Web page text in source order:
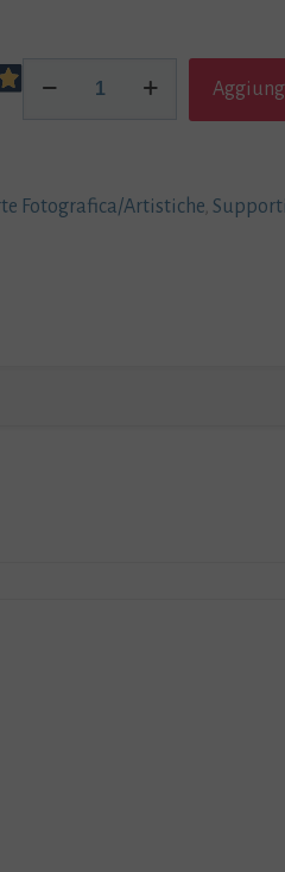
CANVAS
61x30mt
quantità
Fotografica/Artistiche,